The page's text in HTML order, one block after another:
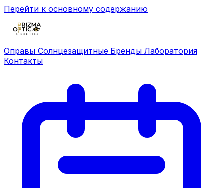
Перейти к основному содержанию
Оправы Солнцезащитные Бренды Лаборатория
Контакты